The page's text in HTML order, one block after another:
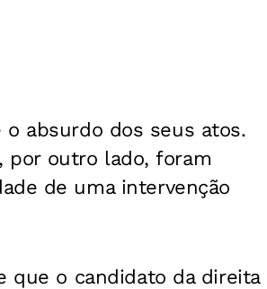
absurdo dos seus atos.
por outro lado, foram
de uma intervenção
que o candidato da direita